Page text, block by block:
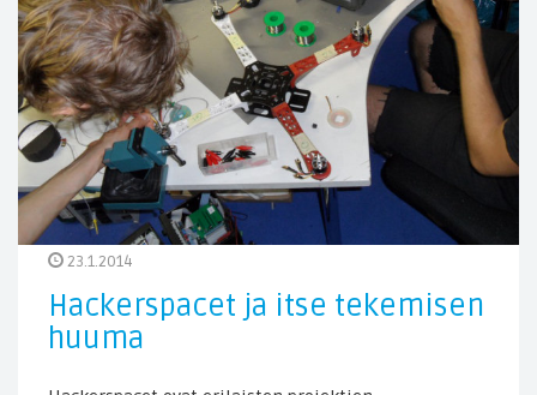
23.1.2014
Hackerspacet ja itse tekemisen
huuma